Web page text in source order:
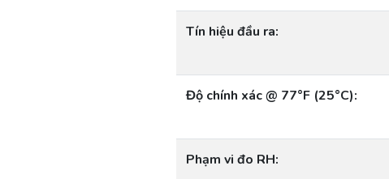
Tín hiệu đầu ra:
Độ chính xác @ 77°F (25°C):
Phạm vi đo RH: